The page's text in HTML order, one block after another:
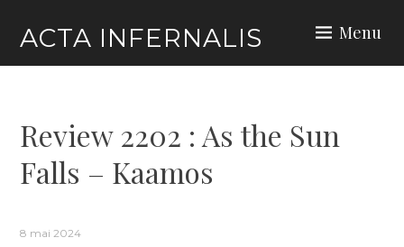
content
ACTA INFERNALIS Menu
Review 2202 : As the Sun
Falls – Kaamos
8 mai 2024